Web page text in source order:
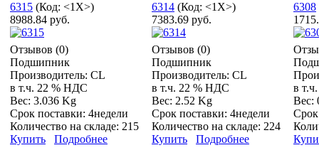
6315 (Код: <1X>)
8988.84 руб.
Отзывов (0)
Подшипник
Производитель: CL
в т.ч. 22 % НДС
Вес: 3.036 Kg
Срок поставки: 4недели
Количество на складе: 215
Купить
Подробнее
6314 (Код: <1X>)
7383.69 руб.
Отзывов (0)
Подшипник
Производитель: CL
в т.ч. 22 % НДС
Вес: 2.52 Kg
Срок поставки: 4недели
Количество на складе: 224
Купить
Подробнее
6308
в
Вес: